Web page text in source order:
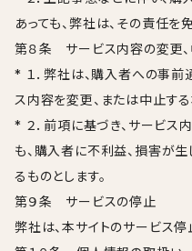
あっても、弊社は、その責任を
第８条 サービス内容の変更
* １．弊社は、購入者への事前
ス内容を変更、または中止する
* ２．前項に基づき、サービス
も、購入者に不利益、損害が
るものとします。
第９条 サービスの停止
弊社は、本サイトのサービス停